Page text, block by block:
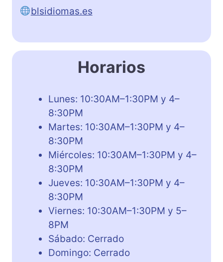
blsidiomas.es
Horarios
Lunes: 10:30AM–1:30PM y 4–
8:30PM
Martes: 10:30AM–1:30PM y 4–
8:30PM
Miércoles: 10:30AM–1:30PM y 4–
8:30PM
Jueves: 10:30AM–1:30PM y 4–
8:30PM
Viernes: 10:30AM–1:30PM y 5–
8PM
Sábado: Cerrado
Domingo: Cerrado